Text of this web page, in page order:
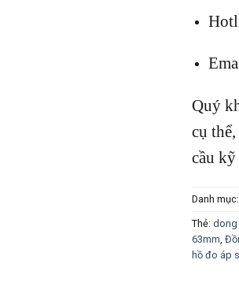
Quý
cụ
cầu
Danh mục:
Thẻ: dong
63mm
hồ đo áp